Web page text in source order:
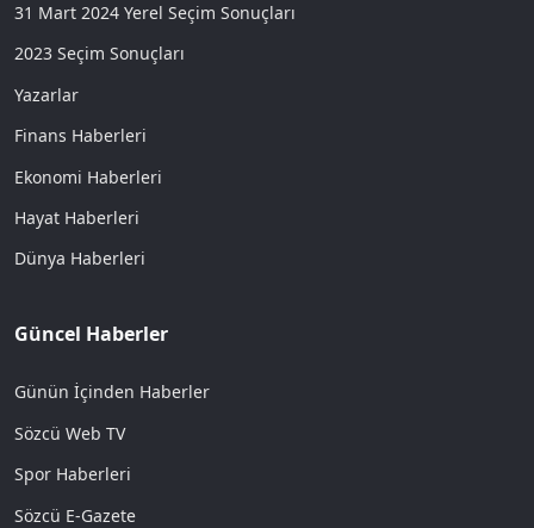
31 Mart 2024 Yerel Seçim Sonuçları
2023 Seçim Sonuçları
Yazarlar
Finans Haberleri
Ekonomi Haberleri
Hayat Haberleri
Dünya Haberleri
Güncel Haberler
Günün İçinden Haberler
Sözcü Web TV
Spor Haberleri
Sözcü E-Gazete